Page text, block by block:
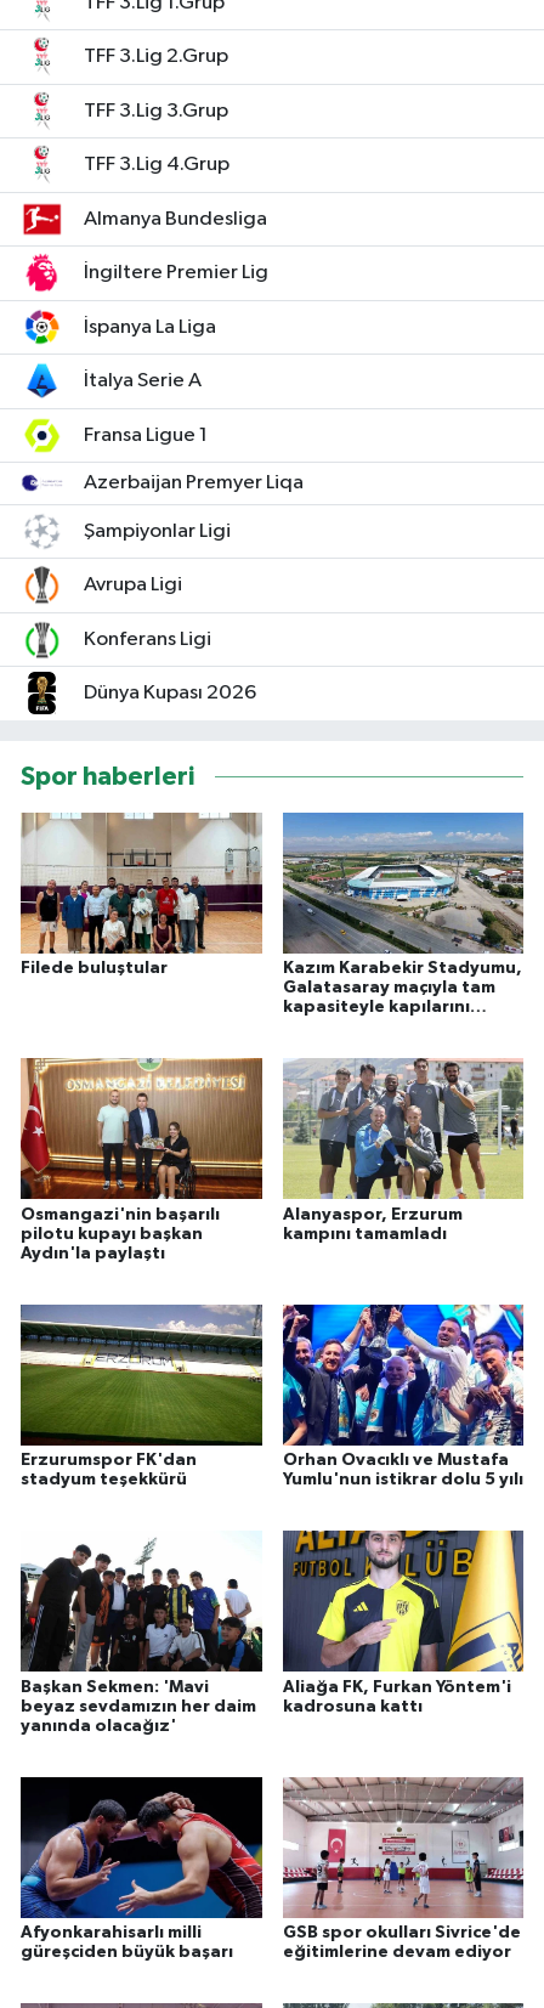
TFF 3.Lig 2.Grup
TFF 3.Lig 3.Grup
TFF 3.Lig 4.Grup
Almanya Bundesliga
İngiltere Premier Lig
İspanya La Liga
İtalya Serie A
Fransa Ligue 1
Azerbaijan Premyer Liqa
Şampiyonlar Ligi
Avrupa Ligi
Konferans Ligi
Dünya Kupası 2026
Spor haberleri
Filede buluştular
Kazım Karabekir Stadyumu,
Galatasaray maçıyla tam
kapasiteyle kapılarını
Osmangazi'nin başarılı
pilotu kupayı başkan
Aydın'la paylaştı
Alanyaspor, Erzurum
kampını tamamladı
Erzurumspor FK'dan
stadyum teşekkürü
Orhan Ovacıklı ve Mustafa
Yumlu'nun istikrar dolu 5 yılı
Başkan Sekmen: 'Mavi
beyaz sevdamızın her daim
yanında olacağız'
Aliağa FK, Furkan Yöntem'i
kadrosuna kattı
Afyonkarahisarlı milli
güreşciden büyük başarı
GSB spor okulları Sivrice'de
eğitimlerine devam ediyor